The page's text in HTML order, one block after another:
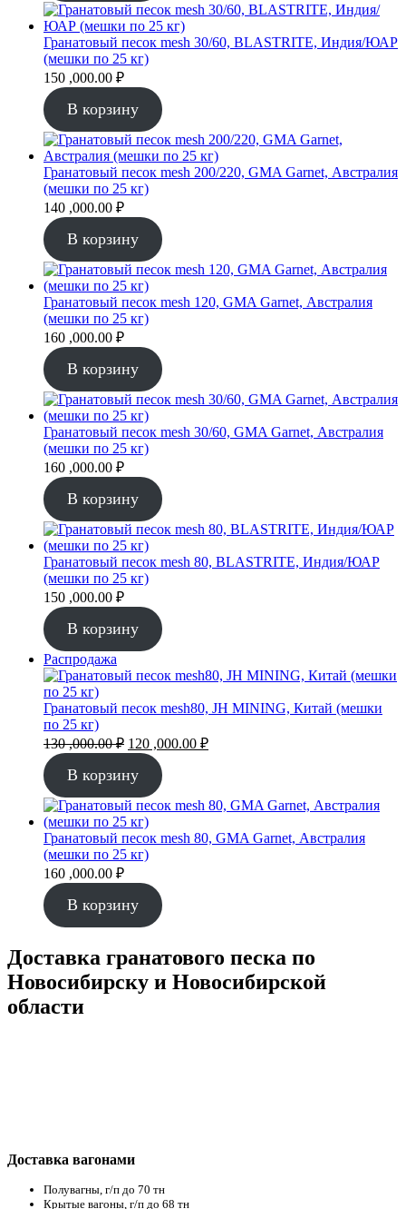
Гранатовый песок mesh 30/60, BLASTRITE, Индия/ЮАР
(мешки по 25 кг)
150 ,000.00 ₽
В корзину
Гранатовый песок mesh 200/220, GMA Garnet, Австралия
(мешки по 25 кг)
140 ,000.00 ₽
В корзину
Гранатовый песок mesh 120, GMA Garnet, Австралия
(мешки по 25 кг)
160 ,000.00 ₽
В корзину
Гранатовый песок mesh 30/60, GMA Garnet, Австралия
(мешки по 25 кг)
160 ,000.00 ₽
В корзину
Гранатовый песок mesh 80, BLASTRITE, Индия/ЮАР
(мешки по 25 кг)
150 ,000.00 ₽
В корзину
Распродажа
товар
Гранатовый песок mesh80, JH MINING, Китай (мешки
по 25 кг)
130 ,000.00₽ Первоначальная
цена
составляла
130
,000.00 ₽.
120 ,000.00 ₽Текущая
В корзину
Гранатовый песок mesh 80, GMA Garnet, Австралия
(мешки по 25 кг)
160 ,000.00 ₽
В корзину
Доставка гранатового песка по
Новосибирску и Новосибирской
области
Доставка вагонами
Полувагны, г/п до 70 тн
Крытые вагоны, г/п до 68 тн